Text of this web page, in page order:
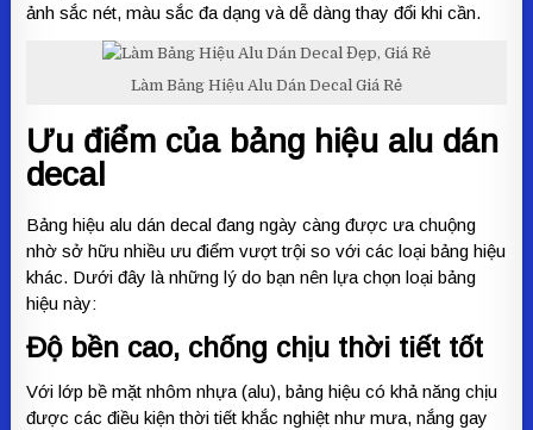
ảnh sắc nét, màu sắc đa dạng và dễ dàng thay đổi khi cần.
Làm Bảng Hiệu Alu Dán Decal Giá Rẻ
Ưu điểm của bảng hiệu alu dán
decal
Bảng hiệu alu dán decal đang ngày càng được ưa chuộng
nhờ sở hữu nhiều ưu điểm vượt trội so với các loại bảng hiệu
khác. Dưới đây là những lý do bạn nên lựa chọn loại bảng
hiệu này:
Độ bền cao, chống chịu thời tiết tốt
Với lớp bề mặt nhôm nhựa (alu), bảng hiệu có khả năng chịu
được các điều kiện thời tiết khắc nghiệt như mưa, nắng gay